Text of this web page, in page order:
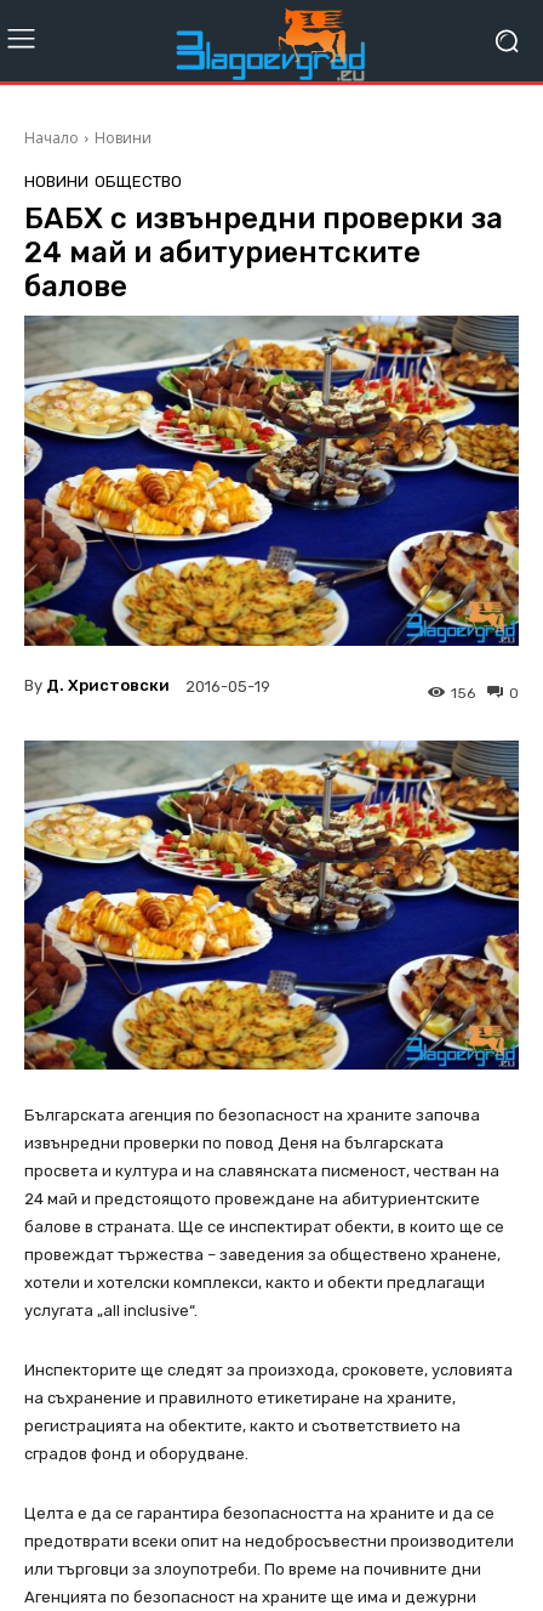
Начало Новини
НОВИНИ ОБЩЕСТВО
БАБХ с извънредни проверки за
24 май и абитуриентските
балове
By Д. Христовски 2016-05-19 0
156
Българската агенция по безопасност на храните започва
извънредни проверки по повод Деня на българската
просвета и култура и на славянската писменост, честван на
24 май и предстоящото провеждане на абитуриентските
балове в страната. Ще се инспектират обекти, в които ще се
провеждат тържества – заведения за обществено хранене,
хотели и хотелски комплекси, както и обекти предлагащи
услугата „all inclusive“.
Инспекторите ще следят за произхода, сроковете, условията
на съхранение и правилното етикетиране на храните,
регистрацията на обектите, както и съответствието на
сградов фонд и оборудване.
Целта е да се гарантира безопасността на храните и да се
предотврати всеки опит на недобросъвестни производители
или търговци за злоупотреби. По време на почивните дни
Агенцията по безопасност на храните ще има и дежурни